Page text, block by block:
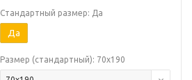
Стандартный размер: Да
Да
Размер (стандартный): 70х190